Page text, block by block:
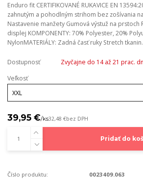
Enduro fit CERTIFIKOVANÉ RUKAVICE EN
zahnutým a pohodlným strihom bez zošívania
Nastavenie manžety Gumová výstuž na prstoch
displej KOMPONENTY: 70% Polyester, 20%
NylonMATERIÁLY: Zadná časť ruky Stretch
Dostupnosť
Zvyčajne do 14 až 21 prac.
Veľkosť
39,95 €/ks32,48 €bez DPH
Pridať do
Číslo produktu:
0023409.063